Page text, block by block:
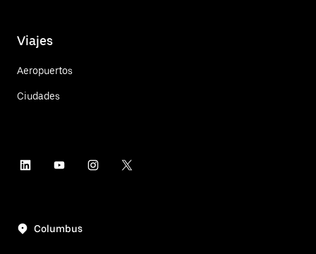
Viajes
Aeropuertos
Ciudades
Columbus